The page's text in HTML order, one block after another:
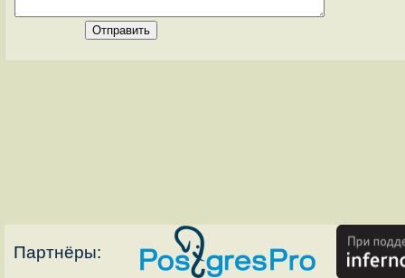
Партнёры: